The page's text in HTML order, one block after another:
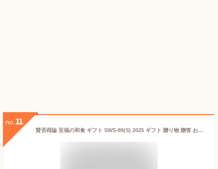
no. 11
賛否両論 至福の和食 ギフト SWS-89(S) 2025 ギフト 贈り物 贈答 お祝い お礼 お返し 内祝い プレゼント お中元 お歳暮 肉 肉加工品 和食 東京 恵比寿 笠原将弘 笠原将弘監修 セット 食べ物 セット 詰め合わせ 喜ばれる グルメ お取り寄せ